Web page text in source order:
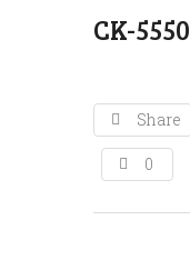
CK-5550
Share
0